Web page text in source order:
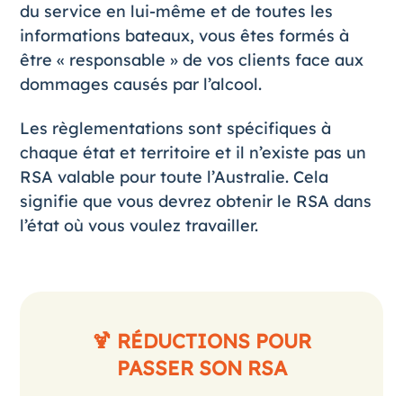
du service en lui-même et de toutes les
informations bateaux, vous êtes formés à
être « responsable » de vos clients face aux
dommages causés par l’alcool.
Les règlementations sont spécifiques à
chaque état et territoire et il n’existe pas un
RSA valable pour toute l’Australie. Cela
signifie que vous devrez obtenir le RSA dans
l’état où vous voulez travailler.
🍹 RÉDUCTIONS POUR
PASSER SON RSA